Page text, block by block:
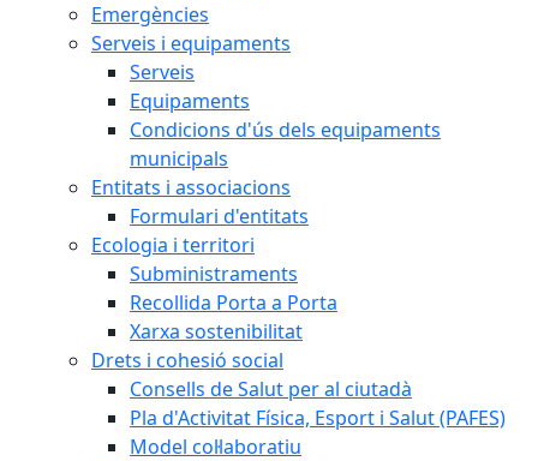
Emergències
Serveis i equipaments
Serveis
Equipaments
Condicions d'ús dels equipaments
municipals
Entitats i associacions
Formulari d'entitats
Ecologia i territori
Subministraments
Recollida Porta a Porta
Xarxa sostenibilitat
Drets i cohesió social
Consells de Salut per al ciutadà
Pla d'Activitat Física, Esport i Salut (PAFES)
Model col·laboratiu